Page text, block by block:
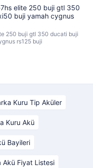
350
buji yamah cygnus
rs125 buji
Kuru Tip Aküler
Kuru Akü
Bayileri
Akü Fiyat Listesi